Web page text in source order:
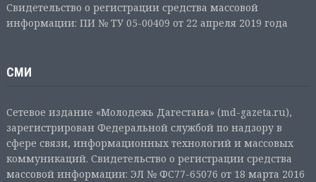
Свидетельство о регистрации средства массовой
информации: ПИ № ТУ 05-00409 от 22 апреля 2019 года
СМИ
Сетевое издание «Молодежь Дагестана» (md-gazeta.ru),
зарегистрирован Федеральной службой по надзору в
сфере связи, информационных технологий и массовых
коммуникаций. Свидетельство о регистрации средства
массовой информации: ЭЛ № ФС77-65076 от 18 марта 2016